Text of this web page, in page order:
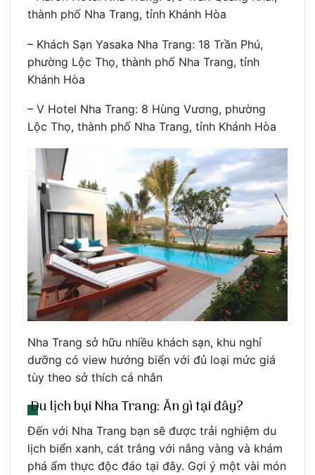
thành phố Nha Trang, tỉnh Khánh Hòa
– Khách Sạn Yasaka Nha Trang: 18 Trần Phú,
phường Lộc Thọ, thành phố Nha Trang, tỉnh
Khánh Hòa
– V Hotel Nha Trang: 8 Hùng Vương, phường
Lộc Thọ, thành phố Nha Trang, tỉnh Khánh Hòa
Nha Trang sở hữu nhiều khách sạn, khu nghỉ
dưỡng có view hướng biển với đủ loại mức giá
tùy theo sở thích cá nhân
Du lịch bụi Nha Trang: Ăn gì tại đây?
Đến với Nha Trang bạn sẽ được trải nghiệm du
lịch biển xanh, cát trắng với nắng vàng và khám
phá ẩm thực độc đáo tại đây. Gợi ý một vài món